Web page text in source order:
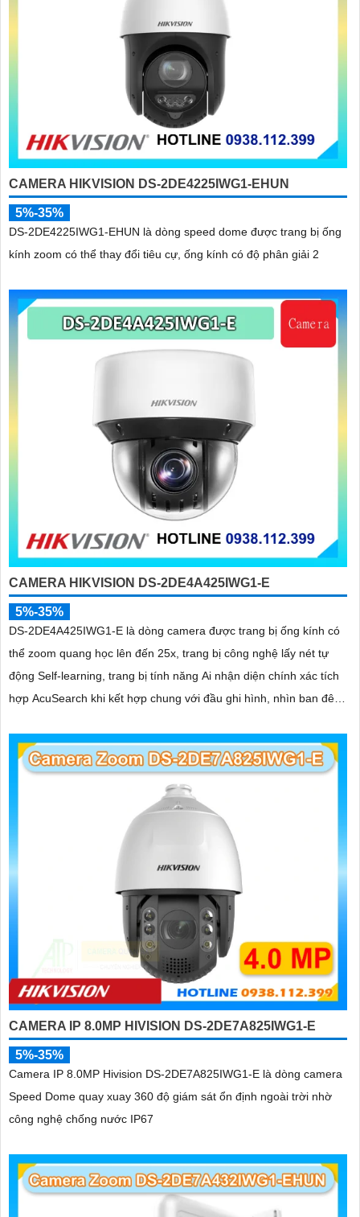
CAMERA HIKVISION DS-2DE4225IWG1-EHUN
5%-35%
DS-2DE4225IWG1-EHUN là dòng speed dome được trang bị ống
kính zoom có thể thay đổi tiêu cự, ống kính có độ phân giải 2
CAMERA HIKVISION DS-2DE4A425IWG1-E
5%-35%
DS-2DE4A425IWG1-E là dòng camera được trang bị ống kính có
thể zoom quang học lên đến 25x, trang bị công nghệ lấy nét tự
động Self-learning, trang bị tính năng Ai nhận diện chính xác tích
hợp AcuSearch khi kết hợp chung với đầu ghi hình, nhìn ban đêm
CAMERA IP 8.0MP HIVISION DS-2DE7A825IWG1-E
5%-35%
Camera IP 8.0MP Hivision DS-2DE7A825IWG1-E là dòng camera
Speed Dome quay xuay 360 độ giám sát ổn định ngoài trời nhờ
công nghệ chống nước IP67